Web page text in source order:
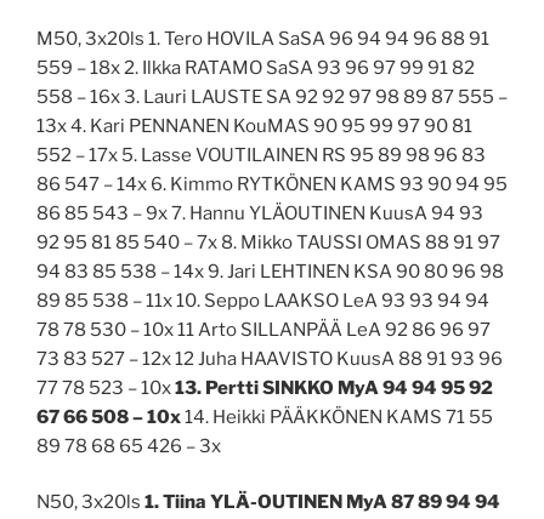
M50, 3x20ls 1. Tero HOVILA SaSA 96 94 94 96 88 91
559 – 18x 2. Ilkka RATAMO SaSA 93 96 97 99 91 82
558 – 16x 3. Lauri LAUSTE SA 92 92 97 98 89 87 555 –
13x 4. Kari PENNANEN KouMAS 90 95 99 97 90 81
552 – 17x 5. Lasse VOUTILAINEN RS 95 89 98 96 83
86 547 – 14x 6. Kimmo RYTKÖNEN KAMS 93 90 94 95
86 85 543 – 9x 7. Hannu YLÄOUTINEN KuusA 94 93
92 95 81 85 540 – 7x 8. Mikko TAUSSI OMAS 88 91 97
94 83 85 538 – 14x 9. Jari LEHTINEN KSA 90 80 96 98
89 85 538 – 11x 10. Seppo LAAKSO LeA 93 93 94 94
78 78 530 – 10x 11 Arto SILLANPÄÄ LeA 92 86 96 97
73 83 527 – 12x 12 Juha HAAVISTO KuusA 88 91 93 96
77 78 523 – 10x13. Pertti SINKKO MyA 94 94 95 92
67 66 508 – 10x14. Heikki PÄÄKKÖNEN KAMS 71 55
89 78 68 65 426 – 3x
N50, 3x20ls 1. Tiina YLÄ-OUTINEN MyA 87 89 94 94